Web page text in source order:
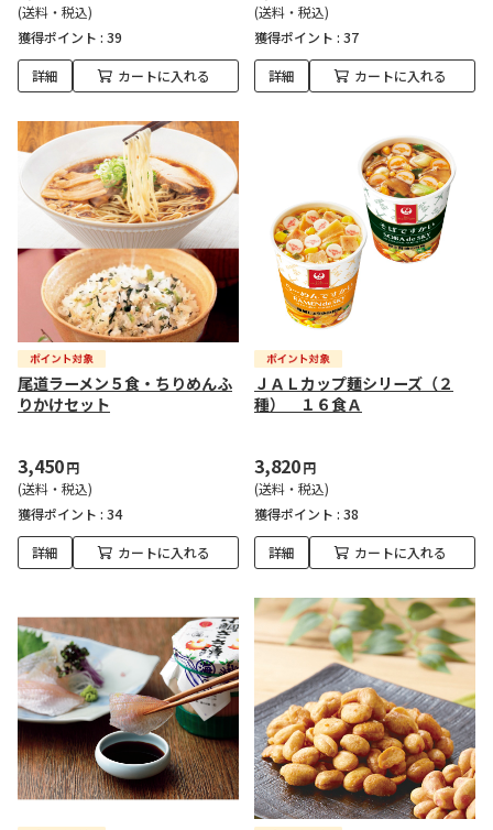
(送料・税込)
獲得ポイント : 39
詳細 カートに入れる
(送料・税込)
獲得ポイント : 37
詳細 カートに入れる
尾道ラーメン５食・ちりめんふ
りかけセット
3,450円
(送料・税込)
獲得ポイント : 34
詳細 カートに入れる
ＪＡＬカップ麺シリーズ（２
種） １６食Ａ
3,820円
(送料・税込)
獲得ポイント : 38
詳細 カートに入れる